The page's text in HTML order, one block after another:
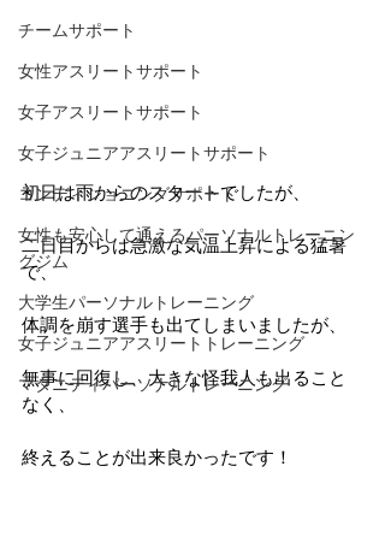
チームサポート
女性アスリートサポート
女子アスリートサポート
女子ジュニアアスリートサポート
コンディショニングサポート
女性も安心して通えるパーソナルトレーニン
グジム
大学生パーソナルトレーニング
女子ジュニアアスリートトレーニング
マタニティパーソナルトレーニング
初日は雨からのスタートでしたが、
二日目からは急激な気温上昇による猛暑
で、
体調を崩す選手も出てしまいましたが、
無事に回復し、大きな怪我人も出ること
なく、
終えることが出来良かったです！